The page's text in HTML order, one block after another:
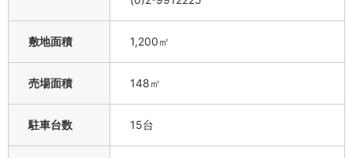
敷地面積 1,200㎡
売場面積 148㎡
駐車台数 15台